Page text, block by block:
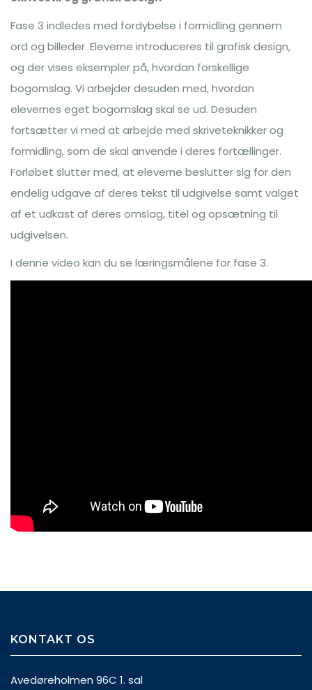
Fase 3 indledes med fordybelse i formidling gennem
ord og billeder. Eleverne introduceres til grafisk design,
og der vises eksempler på, hvordan forskellige
bogomslag. Vi arbejder desuden med, hvordan
elevernes eget bogomslag skal se ud. Desuden
fortsætter vi med at arbejde med skriveteknikker og
formidling, som de skal anvende i deres fortællinger.
Forløbet slutter med, at eleverne beslutter sig for den
endelig udgave af deres tekst til udgivelse samt valget
af et udkast af deres omslag, titel og opsætning til
udgivelsen.
I denne video kan du se læringsmålene for fase 3.
KONTAKT OS
Avedøreholmen 96C 1. sal